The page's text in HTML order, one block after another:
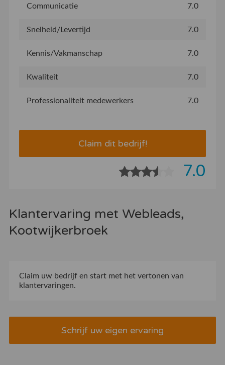
Communicatie 7.0
Snelheid/Levertijd 7.0
Kennis/Vakmanschap 7.0
Kwaliteit 7.0
Professionaliteit medewerkers 7.0
Claim dit bedrijf!
7.0
Klantervaring met Webleads,
Kootwijkerbroek
Claim uw bedrijfen start met het vertonen van
klantervaringen.
Schrijf uw eigen ervaring